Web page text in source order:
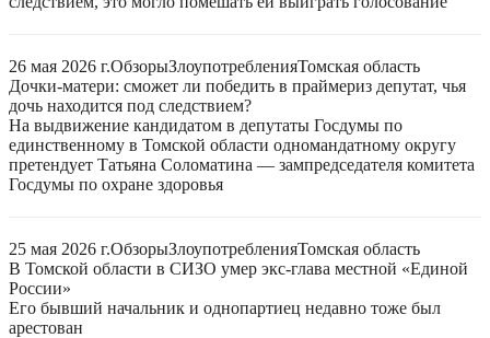
26 мая 2026 г.ОбзорыЗлоупотребленияТомская область
Дочки-матери: сможет ли победить в праймериз депутат, чья
дочь находится под следствием?
На выдвижение кандидатом в депутаты Госдумы по
единственному в Томской области одномандатному округу
претендует Татьяна Соломатина — зампредседателя комитета
Госдумы по охране здоровья
25 мая 2026 г.ОбзорыЗлоупотребленияТомская область
В Томской области в СИЗО умер экс-глава местной «Единой
России»
Его бывший начальник и однопартиец недавно тоже был
арестован